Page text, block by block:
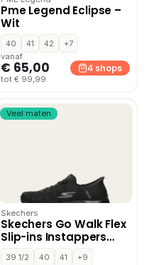
Pme Legend Eclipse –
Wit
40 41 42
+7
vanaf
€ 65,00
tot € 99,99
4 shops
Veel maten
Skechers
Skechers Go Walk Flex
Slip-ins Instappers
zwart
39 1/2 40 41
+9